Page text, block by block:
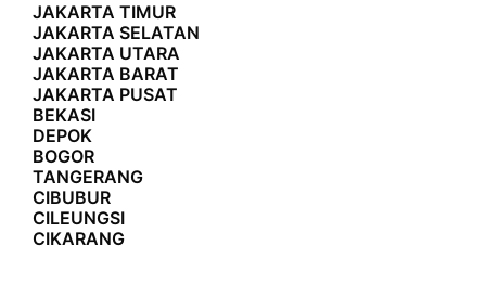
JAKARTA TIMUR
JAKARTA SELATAN
JAKARTA UTARA
JAKARTA BARAT
JAKARTA PUSAT
BEKASI
DEPOK
BOGOR
TANGERANG
CIBUBUR
CILEUNGSI
CIKARANG